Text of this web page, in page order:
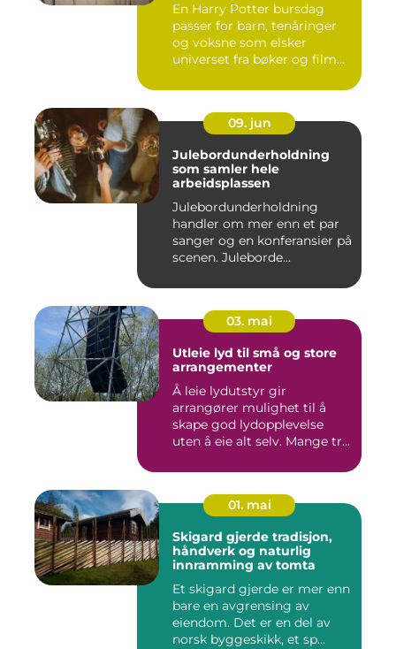
En Harry Potter bursdag
passer for barn, tenåringer
og voksne som elsker
universet fra bøker og film...
09. jun
Julebordunderholdning
som samler hele
arbeidsplassen
Julebordunderholdning
handler om mer enn et par
sanger og en konferansier på
scenen. Juleborde...
03. mai
Utleie lyd til små og store
arrangementer
Å leie lydutstyr gir
arrangører mulighet til å
skape god lydopplevelse
uten å eie alt selv. Mange tr...
01. mai
Skigard gjerde tradisjon,
håndverk og naturlig
innramming av tomta
Et skigard gjerde er mer enn
bare en avgrensing av
eiendom. Det er en del av
norsk byggeskikk, et sp...